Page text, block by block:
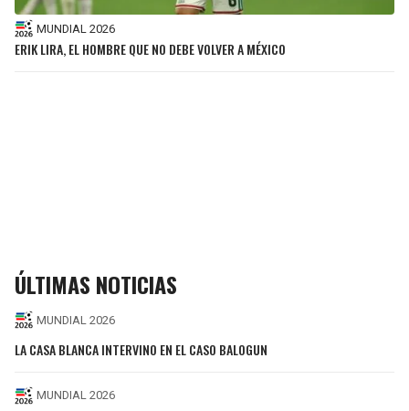
MUNDIAL 2026
ERIK LIRA, EL HOMBRE QUE NO DEBE VOLVER A MÉXICO
ÚLTIMAS NOTICIAS
MUNDIAL 2026
LA CASA BLANCA INTERVINO EN EL CASO BALOGUN
MUNDIAL 2026